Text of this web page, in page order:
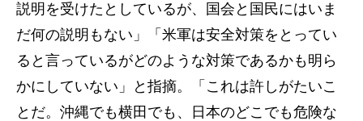
説明を受けたとしているが、国会と国民にはいま
だ何の説明もない」「米軍は安全対策をとってい
ると言っているがどのような対策であるかも明ら
かにしていない」と指摘。「これは許しがたいこ
とだ。沖縄でも横田でも、日本のどこでも危険な